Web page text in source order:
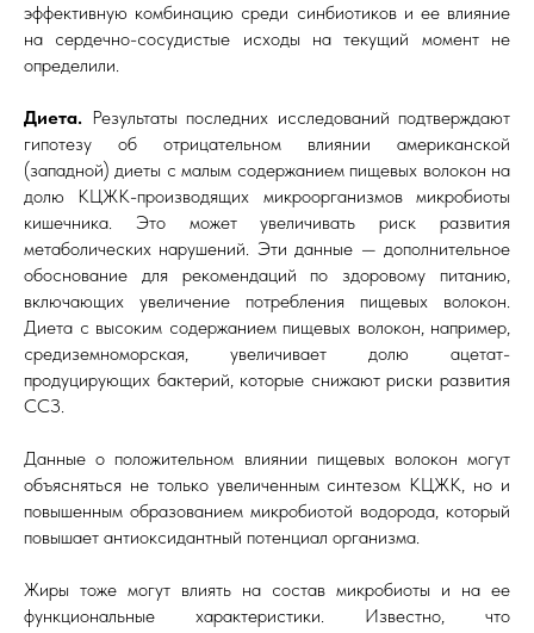
эффективную комбинацию среди синбиотиков и ее влияние
на сердечно-сосудистые исходы на текущий момент не
определили.
Диета. Результаты последних исследований подтверждают
гипотезу об отрицательном влиянии американской
(западной) диеты с малым содержанием пищевых волокон на
долю КЦЖК-производящих микроорганизмов микробиоты
кишечника. Это может увеличивать риск развития
метаболических нарушений. Эти данные — дополнительное
обоснование для рекомендаций по здоровому питанию,
включающих увеличение потребления пищевых волокон.
Диета с высоким содержанием пищевых волокон, например,
средиземноморская, увеличивает долю ацетат-
продуцирующих бактерий, которые снижают риски развития
ССЗ.
Данные о положительном влиянии пищевых волокон могут
объясняться не только увеличенным синтезом КЦЖК, но и
повышенным образованием микробиотой водорода, который
повышает антиоксидантный потенциал организма.
Жиры тоже могут влиять на состав микробиоты и на ее
функциональные характеристики. Известно, что